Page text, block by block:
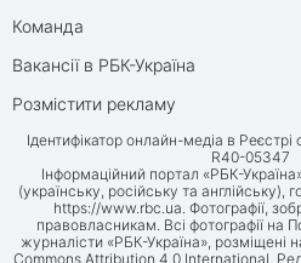
Команда
Вакансії в РБК-Україна
Розмістити рекламу
Ідентифікатор онлайн-медіа в Реєстрі
R40-05347
Інформаційний портал «РБК-
(українську, російську та англійську),
https://www.rbc.ua. Фотографії,
правовласникам. Всі фотографії на
журналісти «РБК-Україна», розміщені
Commons Attribution 4.0 International.